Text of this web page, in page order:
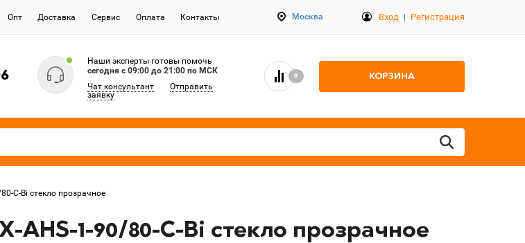
Опт Доставка Сервис Оплата Контакты Москва Вход | Регистрация
Наши эксперты готовы помочь
сегодня c 09:00 до 21:00 по МСК
Чат консультант
Отправить
заявку
0 КОРЗИНА
C-Bi стекло прозрачное
AHS-1-90/80-C-Bi стекло прозрачное